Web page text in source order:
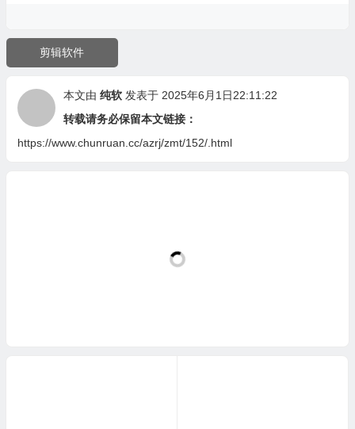
剪辑软件
本文由 纯软发表于 2025年6月1日22:11:22
转载请务必保留本文链接：
https://www.chunruan.cc/azrj/zmt/152/.html